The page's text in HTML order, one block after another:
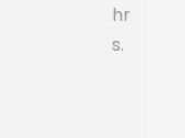
hr
s.